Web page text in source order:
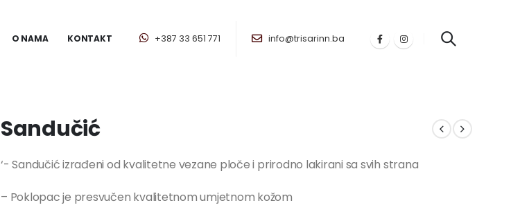
O NAMA KONTAKT +387 33 651 771 info@trisarinn.ba
Sandučić
‘- Sandučić izrađeni od kvalitetne vezane ploče i prirodno lakirani sa svih strana
– Poklopac je presvučen kvalitetnom umjetnom kožom